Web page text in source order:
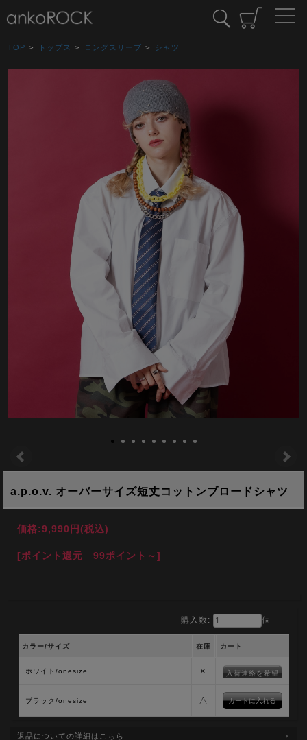
TOP > トップス > ロングスリーブ > シャツ
a.p.o.v. オーバーサイズ短丈コットンブロードシャツ
価格:9,990円(税込)
[ポイント還元 99ポイント～]
購入数: 個
カラー/サイズ 在庫 カート
ホワイト/onesize × 入荷連絡を希望
ブラック/onesize △
返品についての詳細はこちら